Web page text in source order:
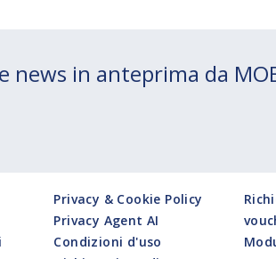
news in anteprima da
Privacy & Cookie Policy
Privacy Agent AI
Condizioni d'uso